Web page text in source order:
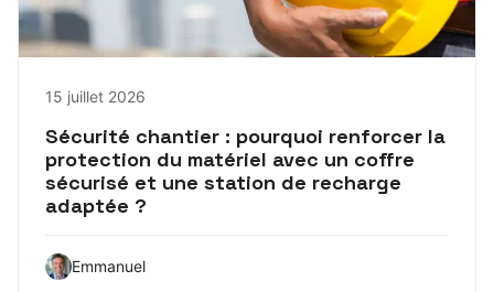
15 juillet 2026
Sécurité chantier : pourquoi renforcer la
protection du matériel avec un coffre
sécurisé et une station de recharge
adaptée ?
Emmanuel